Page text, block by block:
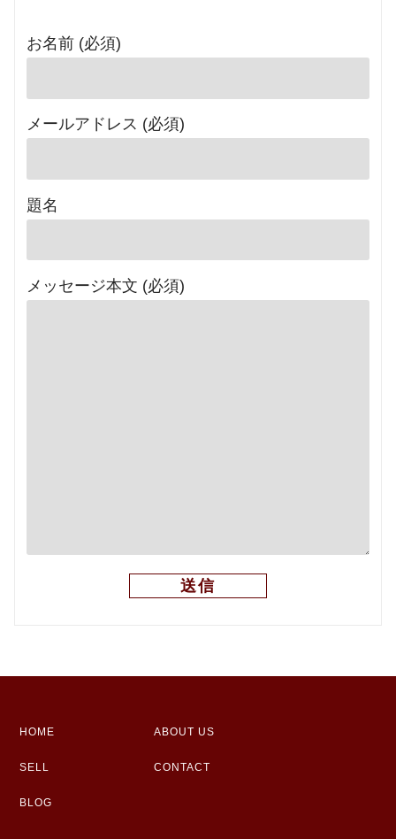
お名前 (必須)
メールアドレス (必須)
題名
メッセージ本文 (必須)
HOME ABOUT US
SELL CONTACT
BLOG